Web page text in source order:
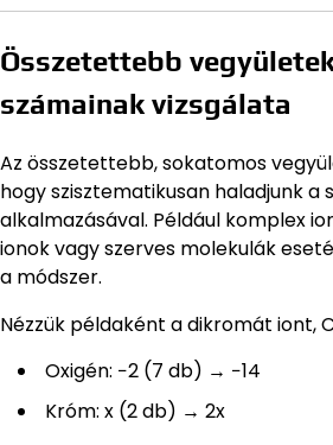
Összetettebb
számainak vizsgálata
Az összetettebb, sokatomos
hogy szisztematikusan haladjunk a
alkalmazásával. Például komplex
ionok vagy szerves molekulák
a módszer.
Nézzük példaként a dikromát iont,
Oxigén: −2 (7 db) → −14
Króm: x (2 db) → 2x